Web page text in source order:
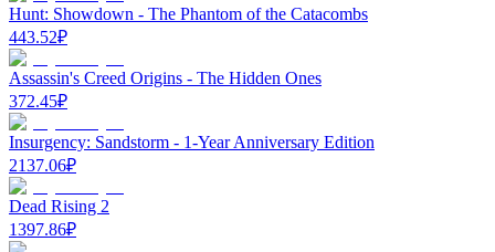
Hunt: Showdown - The Phantom of the Catacombs
443.52₽
Assassin's Creed Origins - The Hidden Ones
372.45₽
Insurgency: Sandstorm - 1-Year Anniversary Edition
2137.06₽
Dead Rising 2
1397.86₽